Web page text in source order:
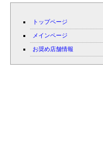
トップページ
メインページ
お奨め店舗情報